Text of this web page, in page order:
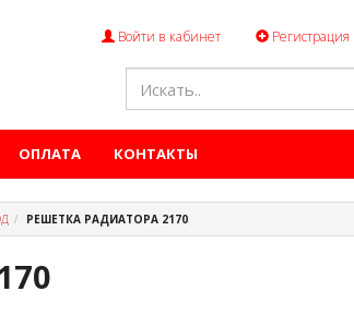
Войти в кабинет Регистрация
ОПЛАТА КОНТАКТЫ
РЕШЕТКА РАДИАТОРА 2170